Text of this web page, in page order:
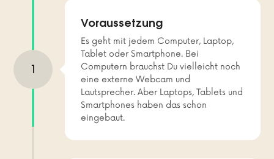
Voraussetzung
Es geht mit jedem Computer, Laptop,
Tablet oder Smartphone. Bei
Computern brauchst Du vielleicht noch
eine externe Webcam und
Lautsprecher. Aber Laptops, Tablets und
Smartphones haben das schon
eingebaut.
1